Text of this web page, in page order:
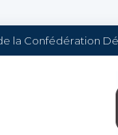
la Confédération